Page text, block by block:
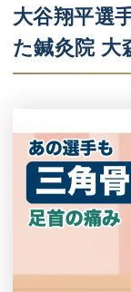
大谷翔平選
た鍼灸院 大